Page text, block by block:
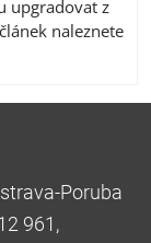
upgradovat z
naleznete
Poruba
961,